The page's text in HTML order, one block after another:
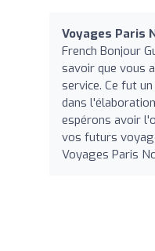
Voyages Paris
French Bonjour
savoir que vous
service. Ce fut
dans
espérons avoir
vos futurs
Voyages Paris